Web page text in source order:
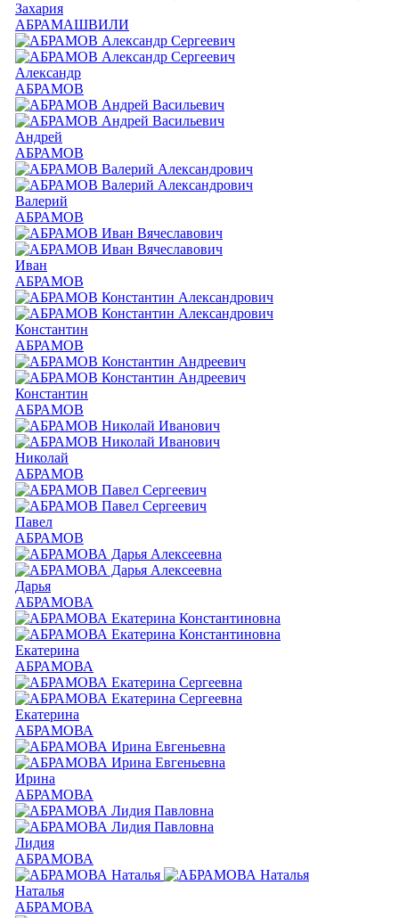
Захария
АБРАМАШВИЛИ
Александр
АБРАМОВ
Андрей
АБРАМОВ
Валерий
АБРАМОВ
Иван
АБРАМОВ
Константин
АБРАМОВ
Константин
АБРАМОВ
Николай
АБРАМОВ
Павел
АБРАМОВ
Дарья
АБРАМОВА
Екатерина
АБРАМОВА
Екатерина
АБРАМОВА
Ирина
АБРАМОВА
Лидия
АБРАМОВА
Наталья
АБРАМОВА